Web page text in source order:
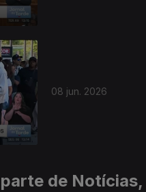
08 jun. 2026
de Notícias,